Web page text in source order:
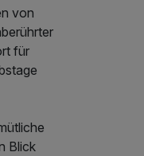
von
für
Blick